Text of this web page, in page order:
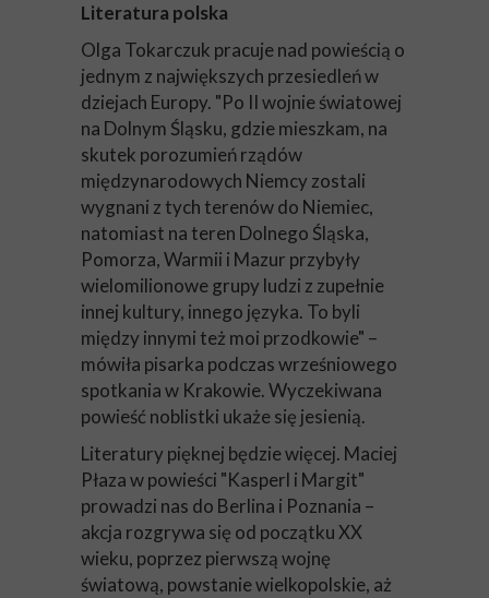
Literatura polska
Olga Tokarczuk pracuje nad powieścią o
jednym z największych przesiedleń w
dziejach Europy. "Po II wojnie światowej
na Dolnym Śląsku, gdzie mieszkam, na
skutek porozumień rządów
międzynarodowych Niemcy zostali
wygnani z tych terenów do Niemiec,
natomiast na teren Dolnego Śląska,
Pomorza, Warmii i Mazur przybyły
wielomilionowe grupy ludzi z zupełnie
innej kultury, innego języka. To byli
między innymi też moi przodkowie" –
mówiła pisarka podczas wrześniowego
spotkania w Krakowie. Wyczekiwana
powieść noblistki ukaże się jesienią.
Literatury pięknej będzie więcej. Maciej
Płaza w powieści "Kasperl i Margit"
prowadzi nas do Berlina i Poznania –
akcja rozgrywa się od początku XX
wieku, poprzez pierwszą wojnę
światową, powstanie wielkopolskie, aż